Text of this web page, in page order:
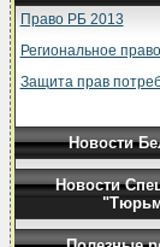
Право РБ 2013
Региональное
Защита прав
Новости
Новости